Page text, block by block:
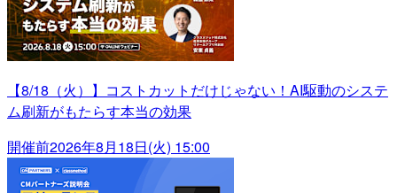
【8/18（火）】コストカットだけじゃない！AI駆動のシステ
ム刷新がもたらす本当の効果
開催前2026年8月18日(火) 15:00